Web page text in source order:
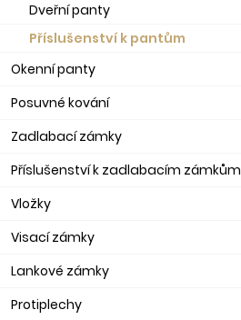
Dveřní panty
Příslušenství k pantům
Okenní panty
Posuvné kování
Zadlabací zámky
Příslušenství k zadlabacím zámkům
Vložky
Visací zámky
Lankové zámky
Protiplechy